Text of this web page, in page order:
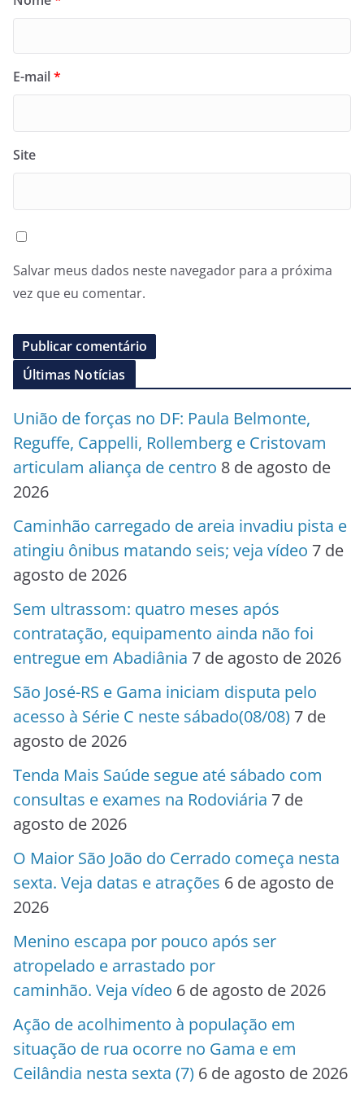
E-mail*
Site
Salvar meus dados neste navegador para a próxima
vez que eu comentar.
Últimas Notícias
União de forças no DF: Paula Belmonte,
Reguffe, Cappelli, Rollemberg e Cristovam
articulam aliança de centro 8 de agosto de
2026
Caminhão carregado de areia invadiu pista e
atingiu ônibus matando seis; veja vídeo 7 de
agosto de 2026
Sem ultrassom: quatro meses após
contratação, equipamento ainda não foi
entregue em Abadiânia 7 de agosto de 2026
São José-RS e Gama iniciam disputa pelo
acesso à Série C neste sábado(08/08) 7 de
agosto de 2026
Tenda Mais Saúde segue até sábado com
consultas e exames na Rodoviária 7 de
agosto de 2026
O Maior São João do Cerrado começa nesta
sexta. Veja datas e atrações 6 de agosto de
2026
Menino escapa por pouco após ser
atropelado e arrastado por
caminhão. Veja vídeo 6 de agosto de 2026
Ação de acolhimento à população em
situação de rua ocorre no Gama e em
Ceilândia nesta sexta (7) 6 de agosto de 2026